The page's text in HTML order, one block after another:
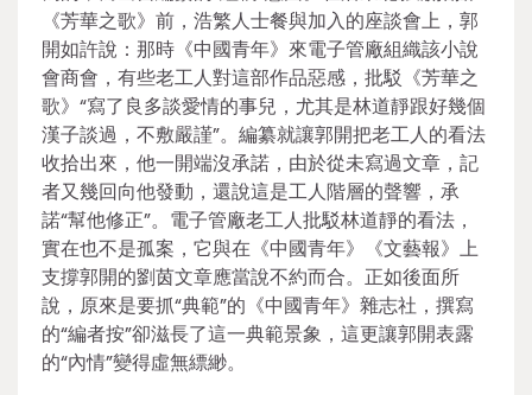
《芳華之歌》前，浩繁人士餐與加入的座談會上，郭
開如許說：那時《中國青年》來電子管廠組織該小說
會商會，有些老工人對這部作品惡感，批駁《芳華之
歌》“寫了良多談愛情的事兒，尤其是林道靜跟好幾個
漢子談過，不敷嚴謹”。編纂就讓郭開把老工人的看法
收拾出來，他一開端沒承諾，由於從未寫過文章，記
者又幾回向他發動，還說這是工人階層的聲響，承
諾“幫他修正”。電子管廠老工人批駁林道靜的看法，
實在也不是孤案，它與在《中國青年》《文藝報》上
支撐郭開的劉茵文章應當說不約而合。正如後面所
說，原來是要抓“典範”的《中國青年》雜志社，撰寫
的“編者按”卻滋長了這一典範景象，這更讓郭開表露
的“內情”變得虛無縹緲。